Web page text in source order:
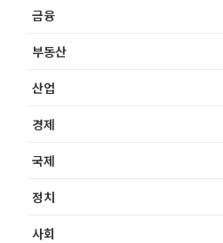
금융
부동산
산업
경제
국제
정치
사회